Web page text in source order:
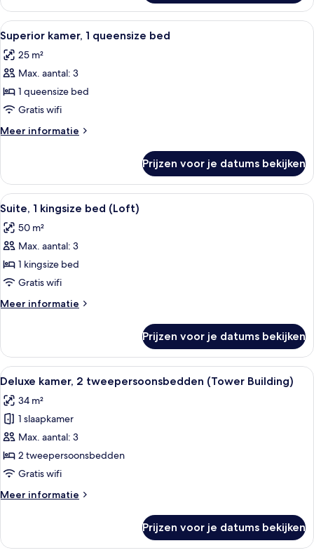
Bed)
laden
1
kingsize
bed
met
slaapbank
(1
Bed)
Alle
foto's
voor
Superior
kamer,
1
queensize
bed
Lakens van Egyptisch katoen, luxe
5
Superior kamer, 1 queensize bed
25 m²
Max. aantal: 3
1 queensize bed
Gratis wifi
Meer informatie
Meer
kamer,
queensize
Prijzen voor je datums bekijken
Alle
foto's
voor
Suite,
1
kingsize
bed
(Loft)
Een moderne hotelkamer met een
6
Suite, 1 kingsize bed (Loft)
50 m²
Max. aantal: 3
1 kingsize bed
Gratis wifi
Meer informatie
Meer
1
kingsize
bed
Prijzen voor je datums bekijken
Alle
foto's
voor
Deluxe
kamer,
2
tweepersoonsbedden
Building)
Een hotelkamer met twee bedden,
5
Deluxe kamer, 2 tweepersoonsbedden (Tower Building)
34 m²
1 slaapkamer
Max. aantal: 3
2 tweepersoonsbedden
Gratis wifi
Meer informatie
Meer
kamer,
Prijzen voor je datums bekijken